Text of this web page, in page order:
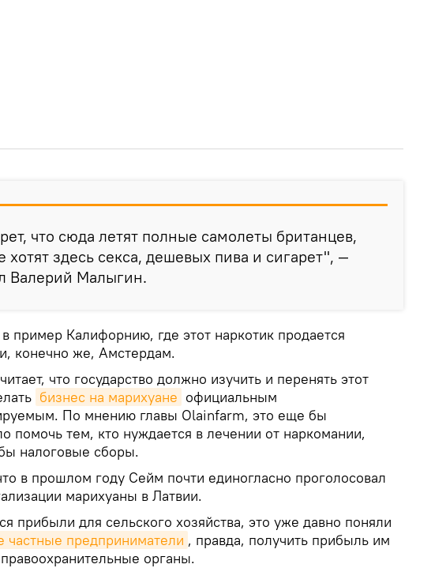
что сюда летят полные самолеты британцев,
хотят здесь секса, дешевых пива и сигарет", —
Валерий Малыгин.
пример Калифорнию, где этот наркотик продается
конечно же, Амстердам.
что государство должно изучить и перенять этот
бизнес на марихуане официальным
По мнению главы Olainfarm, это еще бы
помочь тем, кто нуждается в лечении от наркомании,
налоговые сборы.
в прошлом году Сейм почти единогласно проголосовал
марихуаны в Латвии.
прибыли для сельского хозяйства, это уже давно поняли
частные предприниматели , правда, получить прибыль им
органы.